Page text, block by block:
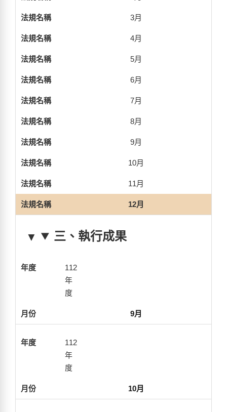
3月
4月
5月
6月
7月
8月
9月
10月
11月
12月
三、執行成果
112
年
度
9月
112
年
度
10月